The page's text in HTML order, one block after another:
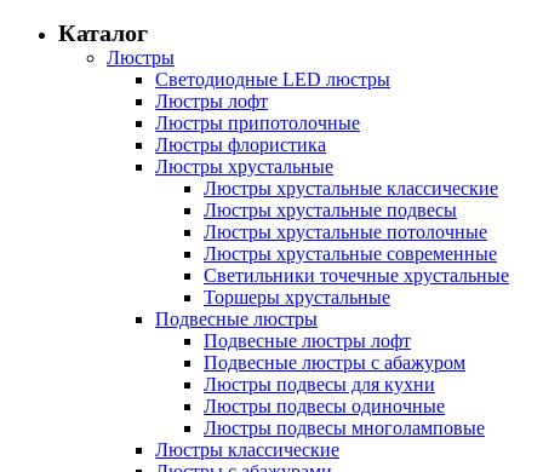
Каталог
Люстры
Светодиодные LED люстры
Люстры лофт
Люстры припотолочные
Люстры флористика
Люстры хрустальные
Люстры хрустальные классические
Люстры хрустальные подвесы
Люстры хрустальные потолочные
Люстры хрустальные современные
Светильники точечные хрустальные
Торшеры хрустальные
Подвесные люстры
Подвесные люстры лофт
Подвесные люстры с абажуром
Люстры подвесы для кухни
Люстры подвесы одиночные
Люстры подвесы многоламповые
Люстры классические